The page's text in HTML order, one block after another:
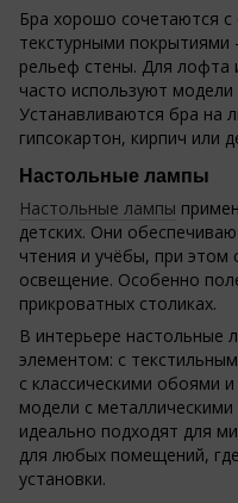
Бра хорошо сочетаются
текстурными покрытиями
рельеф стены. Для лофта
часто используют модели
Устанавливаются бра на
гипсокартон, кирпич или
Настольные лампы
Настольные лампы
детских. Они
чтения и учёбы, при этом
освещение. Особенно
прикроватных столиках.
В интерьере настольные
элементом: с
с классическими обоями
модели с
идеально подходят для
для любых помещений,
установки.